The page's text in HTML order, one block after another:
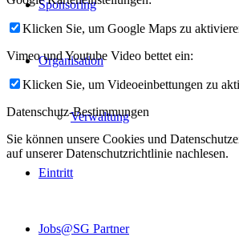
Sponsoring
Organisation
Verwaltung
Eintritt
Jobs@SG Partner
Klicken Sie, um Google Maps zu
Vimeo und Youtube Video bettet ein:
Klicken Sie, um Videoeinbettungen zu
Datenschutz-Bestimmungen
Sie können unsere Cookies und
auf unserer Datenschutzrichtlinie nachlesen.